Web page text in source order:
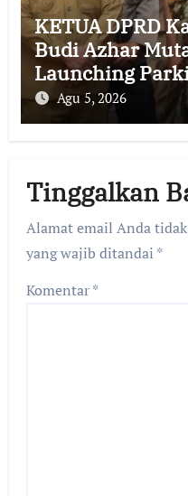
KETUA DPRD
Budi Azhar
Launching
Agu 5, 2026
Tinggalkan
Alamat email Anda
yang wajib ditandai *
Komentar*